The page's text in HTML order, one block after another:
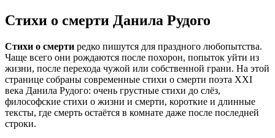
Стихи о смерти Данила Рудого
Стихи о смерти редко пишутся для праздного любопытства.
Чаще всего они рождаются после похорон, попыток уйти из
жизни, после перехода чужой или собственной грани. На этой
странице собраны современные стихи о смерти поэта XXI
века Данила Рудого: очень грустные стихи до слёз,
философские стихи о жизни и смерти, короткие и длинные
тексты, где смерть остаётся в комнате даже после последней
строки.